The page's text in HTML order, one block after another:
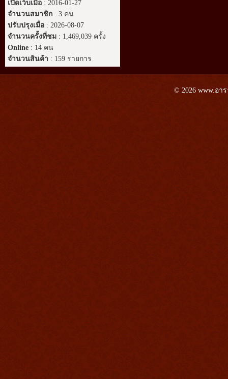
เปิดเว็บเมื่อ : 2016-01-27
จำนวนสมาชิก : 3 คน
ปรับปรุงเมื่อ : 2026-08-07
จำนวนครั้งที่ชม : 1,469,039 ครั้ง
Online : 14 คน
จำนวนสินค้า : 159 รายการ
© 2026 www.อาร